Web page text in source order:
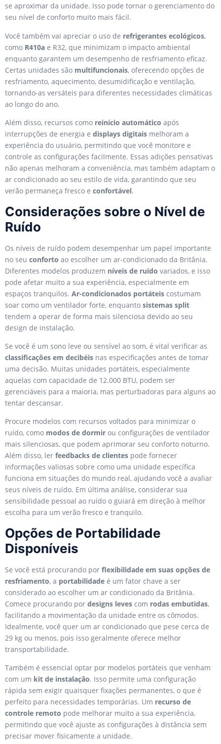
se aproximar da unidade. Isso pode tornar o gerenciamento do
seu nível de conforto muito mais fácil.
Você também vai apreciar o uso de refrigerantes ecológicos,
como R410a e R32, que minimizam o impacto ambiental
enquanto garantem um desempenho de resfriamento eficaz.
Certas unidades são multifuncionais, oferecendo opções de
resfriamento, aquecimento, desumidificação e ventilação,
tornando-as versáteis para diferentes necessidades climáticas
ao longo do ano.
Além disso, recursos como reinício automático após
interrupções de energia e displays digitais melhoram a
experiência do usuário, permitindo que você monitore e
controle as configurações facilmente. Essas adições pensativas
não apenas melhoram a conveniência, mas também adaptam o
ar condicionado ao seu estilo de vida, garantindo que seu
verão permaneça fresco e confortável.
Considerações sobre o Nível de
Ruído
Os níveis de ruído podem desempenhar um papel importante
no seu conforto ao escolher um ar-condicionado da Britânia.
Diferentes modelos produzem níveis de ruído variados, e isso
pode afetar muito a sua experiência, especialmente em
espaços tranquilos. Ar-condicionados portáteis costumam
soar como um ventilador forte, enquanto sistemas split
tendem a operar de forma mais silenciosa devido ao seu
design de instalação.
Se você é um sono leve ou sensível ao som, é vital verificar as
classificações em decibéis nas especificações antes de tomar
uma decisão. Muitas unidades portáteis, especialmente
aquelas com capacidade de 12.000 BTU, podem ser
gerenciáveis para a maioria, mas perturbadoras para alguns ao
tentar descansar.
Procure modelos com recursos voltados para minimizar o
ruído, como modos de dormir ou configurações de ventilador
mais silenciosas, que podem aprimorar seu conforto noturno.
Além disso, ler feedbacks de clientes pode fornecer
informações valiosas sobre como uma unidade específica
funciona em situações do mundo real, ajudando você a avaliar
seus níveis de ruído. Em última análise, considerar sua
sensibilidade pessoal ao ruído o guiará em direção à melhor
escolha para um verão fresco e tranquilo.
Opções de Portabilidade
Disponíveis
Se você está procurando por flexibilidade em suas opções de
resfriamento, a portabilidade é um fator chave a ser
considerado ao escolher um ar condicionado da Britânia.
Comece procurando por designs leves com rodas embutidas,
facilitando a movimentação da unidade entre os cômodos.
Idealmente, você quer um ar condicionado que pese cerca de
29 kg ou menos, pois isso geralmente oferece melhor
transportabilidade.
Também é essencial optar por modelos portáteis que venham
com um kit de instalação. Isso permite uma configuração
rápida sem exigir quaisquer fixações permanentes, o que é
perfeito para necessidades temporárias. Um recurso de
controle remoto pode melhorar muito a sua experiência,
permitindo que você ajuste as configurações à distância sem
precisar mover fisicamente a unidade.